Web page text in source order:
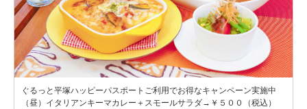
ぐるっと平塚ハッピーパスポートご利用でお得なキャンペーン実施中
（昼）イタリアンキーマカレー＋スモールサラダ→￥５００（税込）